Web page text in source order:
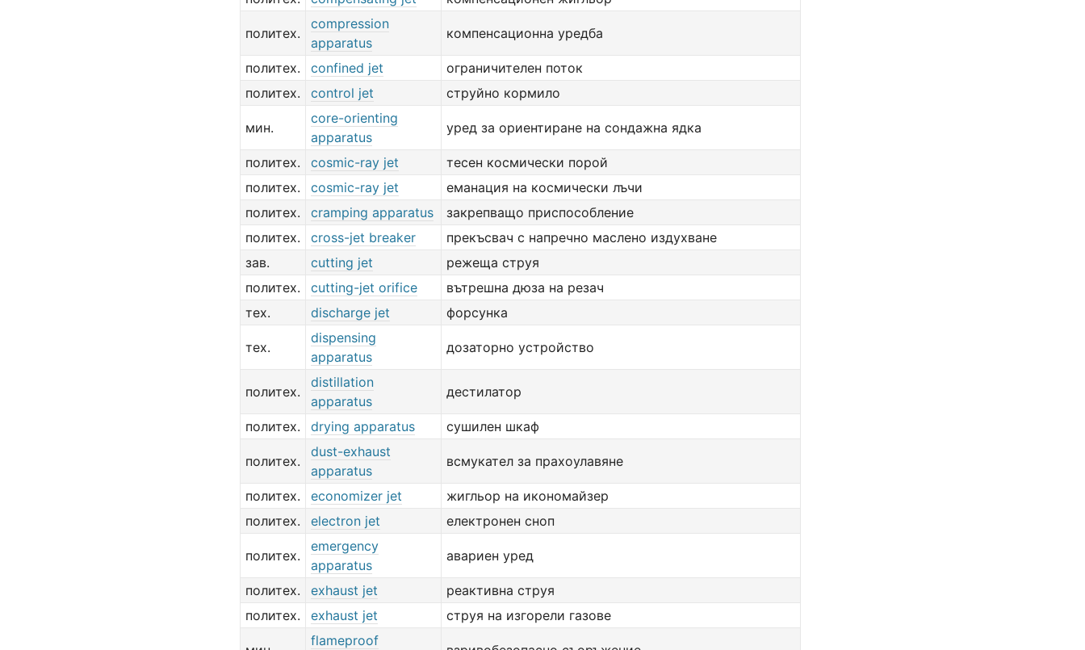
политех.
compression
apparatus
компенсационна уредба
политех. confined jet
ограничителен поток
политех.
control jet струйно кормило
мин.
core-orienting
apparatus
уред за ориентиране на сондажна ядка
политех. cosmic-ray jet
тесен космически порой
политех.
cosmic-ray jet
еманация на космически лъчи
политех.
cramping apparatus
закрепващо приспособление
политех.
cross-jet breaker
прекъсвач с напречно маслено издухване
зав.
cutting jet
режеща струя
политех.
cutting-jet orifice
вътрешна дюза на резач
тех.
discharge jet форсунка
тех.
dispensing
apparatus
дозаторно устройство
политех.
distillation
apparatus
дестилатор
политех. drying apparatus сушилен шкаф
политех.
dust-exhaust
apparatus
всмукател за прахоулавяне
политех. economizer jet
жигльор на икономайзер
политех.
electron jet електронен сноп
политех.
emergency
apparatus
авариен уред
политех. exhaust jet
реактивна струя
политех.
exhaust jet струя на изгорели газове
flameproof